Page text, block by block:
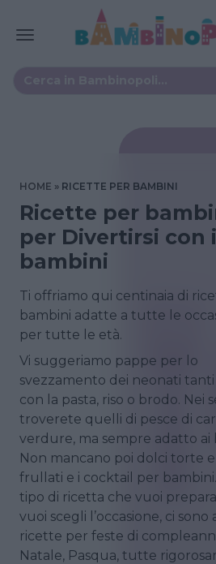
HOME RICETTE PER BAMBINI
Ricette per
per Divertirsi con i
bambini
Ti offriamo qui centinaia di
bambini adatte a tutte le
per tutte le età.
Vi suggeriamo pappe per lo
svezzamento dei neonati
con la pasta, riso o brodo. Nei
troverete quelli di pesce di
verdure, ma sempre adatto ai
Non mancano poi dolci torte e
frullati e i cocktail per bambini.
tipo di ricetta che vuoi
vuoi scegli l’occasione, ci sono
ricette per feste di
Natale, Pasqua, tutte